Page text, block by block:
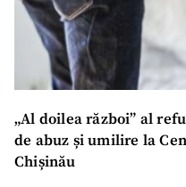
„Al doilea război” al
de abuz și umilire la
Chișinău